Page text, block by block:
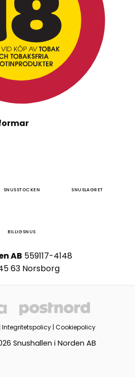
SNUSSTOCKEN SNUSLAGRET
BILLIGSNUS
AB 559117-4148
63 Norsborg
Integritetspolicy | Cookiepolicy
Snushallen i Norden AB